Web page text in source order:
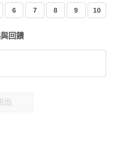
6 7 8 9 10
回饋
出